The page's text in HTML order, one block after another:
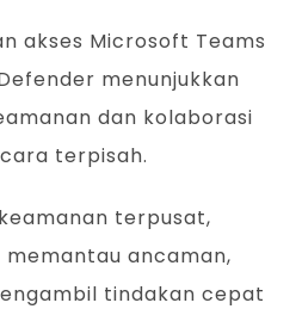
akses Microsoft Teams
menunjukkan
dan kolaborasi
terpisah.
terpusat,
ancaman,
tindakan cepat